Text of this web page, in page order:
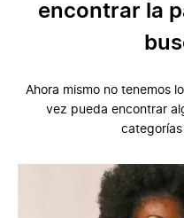
encontrar la
Ahora mismo no tenemos
vez pueda encontrar